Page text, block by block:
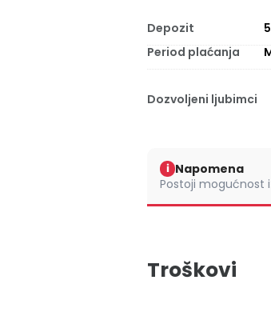
Depozit
Period plaćanja
Dozvoljeni ljubimci
i Napomena
Postoji mogućnost
Troškovi